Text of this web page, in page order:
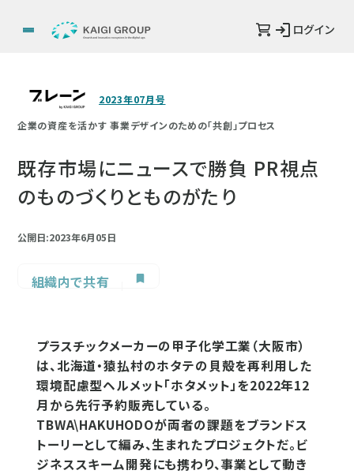
ログイン
2023年07月号
企業の資産を活かす 事業デザインのための「共創」プロセス
既存市場にニュースで勝負 PR視点
のものづくりとものがたり
公開日:2023年6月05日
組織内で共有
プラスチックメーカーの甲子化学工業（大阪市）
は、北海道・猿払村のホタテの貝殻を再利用した
環境配慮型ヘルメット「ホタメット」を2022年12
月から先行予約販売している。
TBWA\HAKUHODOが両者の課題をブランドス
トーリーとして編み、生まれたプロジェクトだ。ビ
ジネススキーム開発にも携わり、事業として動き